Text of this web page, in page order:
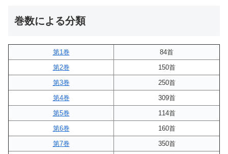
巻数による分類
第1巻
84首
第2巻
150首
第3巻
250首
第4巻
309首
第5巻
114首
第6巻
160首
第7巻
350首